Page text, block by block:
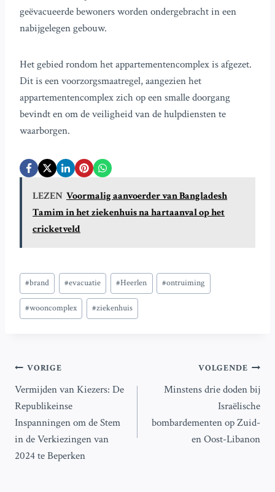
geëvacueerde bewoners worden ondergebracht in een
nabijgelegen gebouw.
Het gebied rondom het appartementencomplex is afgezet.
Dit is een voorzorgsmaatregel, aangezien het
appartementencomplex zich op een smalle doorgang
bevindt en om de veiligheid van de hulpdiensten te
waarborgen.
LEZEN Voormalig aanvoerder van Bangladesh
Tamim in het ziekenhuis na hartaanval op het
cricketveld
Bericht
tags:
#brand #evacuatie #Heerlen #ontruiming
#wooncomplex #ziekenhuis
Bericht
navigatie
VORIGE
Vermijden van Kiezers: De
Republikeinse
Inspanningen om de Stem
in de Verkiezingen van
2024 te Beperken
VOLGENDE
Minstens drie doden bij
Israëlische
bombardementen op Zuid-
en Oost-Libanon